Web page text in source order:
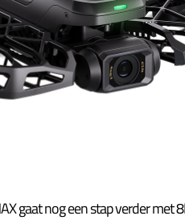
gaat nog een stap verder